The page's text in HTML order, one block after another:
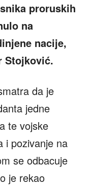
proruskih
na
nacije,
Stojković.
da je
jedne
te vojske
i pozivanje na
se odbacuje
je rekao